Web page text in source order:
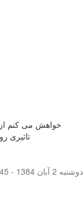
خواهش می کنم از
تاثیری
دوشنبه 2 آبان 1384 - 11:45